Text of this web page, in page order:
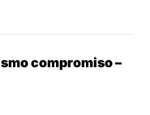
compromiso –